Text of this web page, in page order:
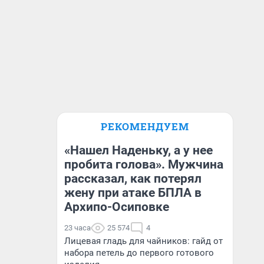
РЕКОМЕНДУЕМ
«Нашел Наденьку, а у нее
пробита голова». Мужчина
рассказал, как потерял
жену при атаке БПЛА в
Архипо-Осиповке
23 часа 25 574 4
Лицевая гладь для чайников: гайд от
набора петель до первого готового